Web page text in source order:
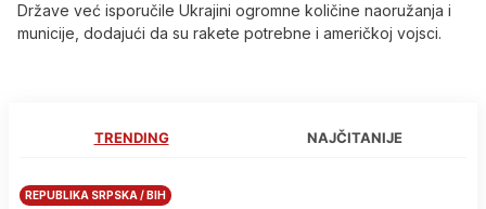
Države već isporučile Ukrajini ogromne količine naoružanja i
municije, dodajući da su rakete potrebne i američkoj vojsci.
TRENDING NAJČITANIJE
REPUBLIKA SRPSKA / BIH